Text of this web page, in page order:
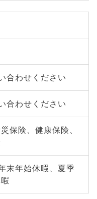
合わせください
合わせください
保険、健康保険、
末年始休暇、夏季